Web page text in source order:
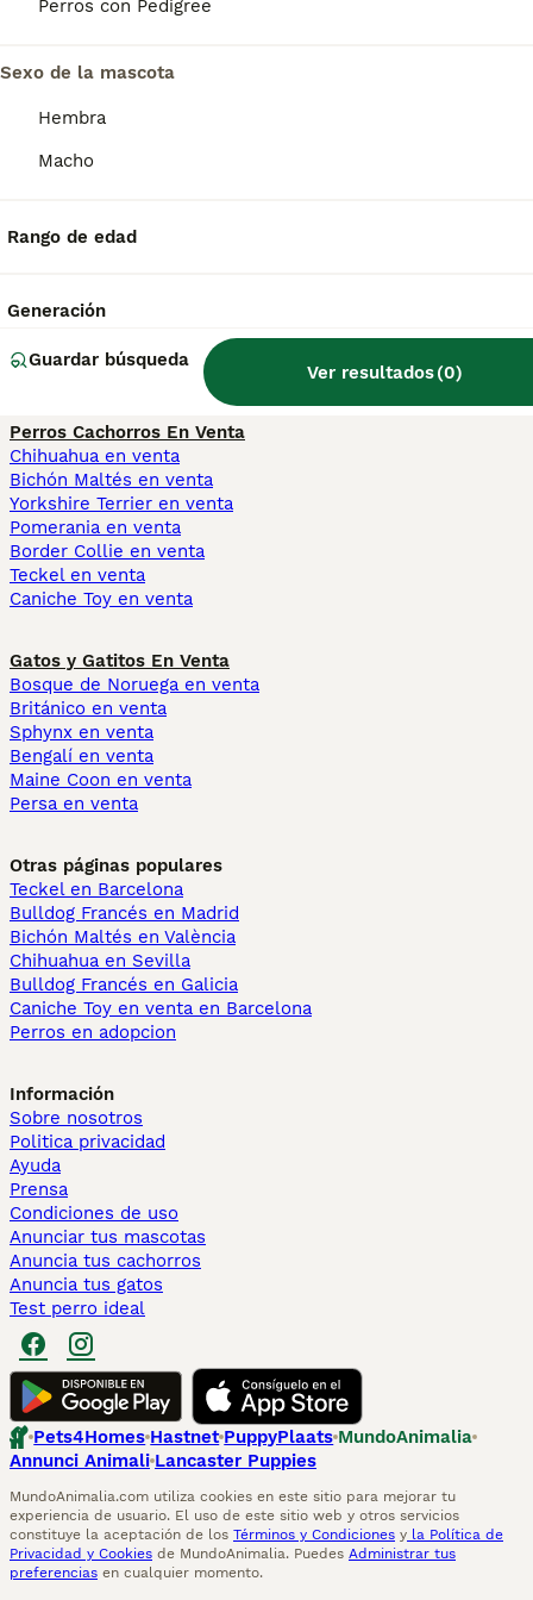
Perros con Pedigree
Sexo de la mascota
Hembra
Macho
Rango de edad
Generación
Guardar búsqueda
Ver resultados(0)
distante con los extraños, pero afectuoso
¿Qué significa Sloughi?
¿Es el sloughi un galgo
Perros Cachorros En Venta
Chihuahua en venta
Bichón Maltés en venta
Yorkshire Terrier en venta
Pomerania en venta
Border Collie en venta
Teckel en venta
Caniche Toy en venta
Gatos y Gatitos En Venta
Bosque de Noruega en venta
Británico en venta
Sphynx en venta
Bengalí en venta
Maine Coon en venta
Persa en venta
Otras páginas populares
Teckel en Barcelona
Bulldog Francés en Madrid
Bichón Maltés en València
Chihuahua en Sevilla
Bulldog Francés en Galicia
Caniche Toy en venta en Barcelona
Perros en adopcion
Información
Sobre nosotros
Politica privacidad
Ayuda
Prensa
Condiciones de uso
Anunciar tus mascotas
Anuncia tus cachorros
Anuncia tus gatos
Test perro ideal
Pets4Homes Hastnet PuppyPlaats MundoAnimalia
Annunci Animali Lancaster Puppies
MundoAnimalia.com utiliza cookies en este sitio para mejorar tu
experiencia de usuario. El uso de este sitio web y otros servicios
constituye la aceptación de los Términos y Condiciones y la Política de
Privacidad y Cookies de MundoAnimalia. Puedes Administrar tus
preferencias en cualquier momento.